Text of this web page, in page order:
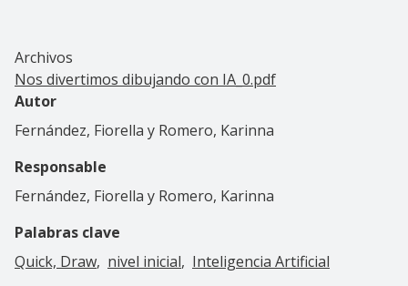
Archivos
Nos divertimos dibujando con IA_0.pdf
Autor
Fernández, Fiorella y Romero, Karinna
Responsable
Fernández, Fiorella y Romero, Karinna
Palabras clave
Quick, Draw nivel inicial
Inteligencia Artificial